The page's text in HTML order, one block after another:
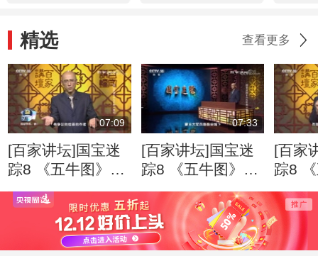
精选 查看更多
07:09
[百家讲坛]国宝迷
踪8 《五牛图》真
相 《五牛图》真
伪之争
07:33
[百家讲坛]国宝迷
踪8 《五牛图》真
相 历经劫难的
《五牛图》
[百家
踪8
相 《
画外